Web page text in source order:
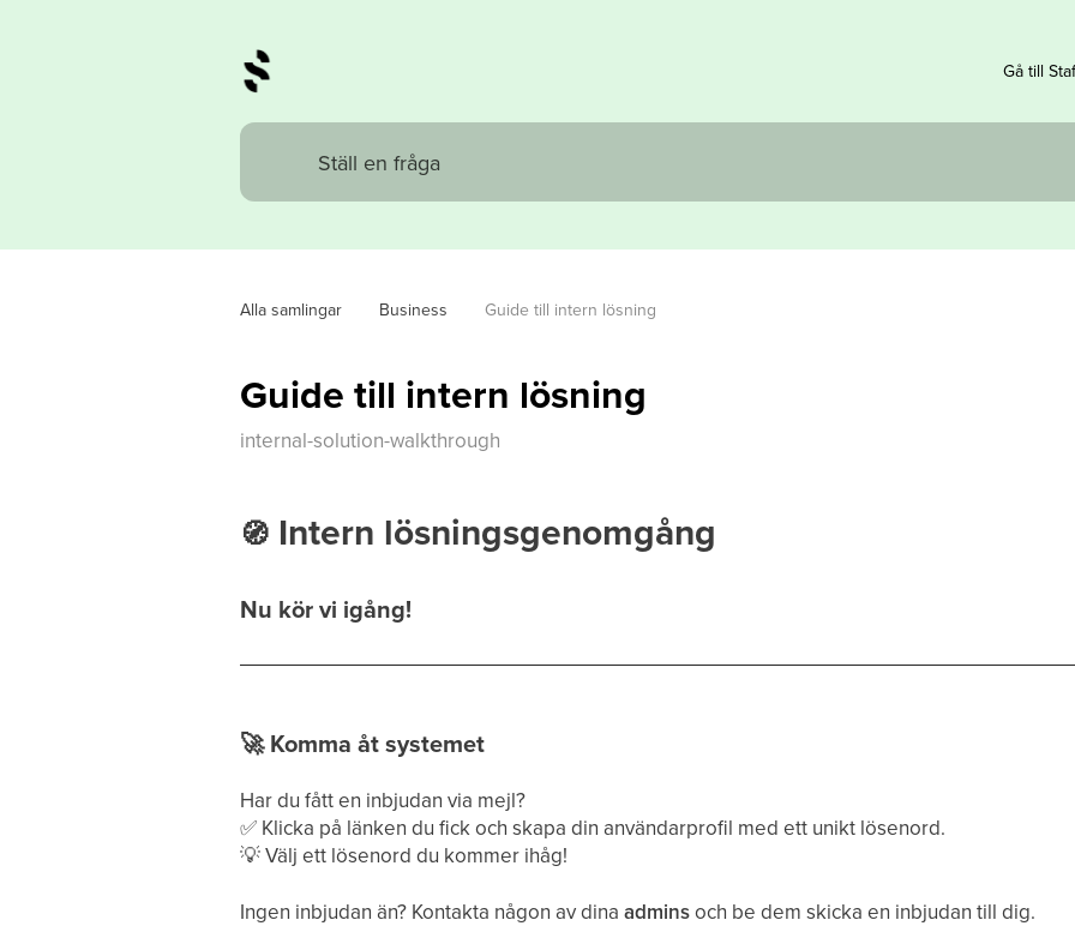
Gå till
Alla samlingar Business Guide till intern lösning
Guide till intern lösning
internal-solution-walkthrough
🧭Intern lösningsgenomgång
Nu kör vi igång!
🚀Komma åt systemet
Har du fått en inbjudan via mejl?
✅Klicka på länken du fick och skapa din användarprofil med ett unikt lösenord.
💡Välj ett lösenord du kommer ihåg!
Ingen inbjudan än? Kontakta någon av dina adminsoch be dem skicka en inbjudan till dig.